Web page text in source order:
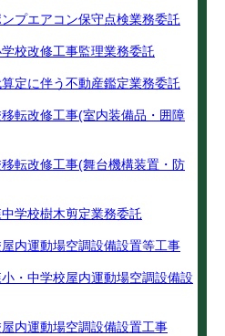
プエアコン保守点検業務委託
校改修工事監理業務委託
定に伴う不動産鑑定業務委託
転改修工事(室内装備品・囲障
転改修工事(舞台機構装置・防
学校樹木剪定業務委託
内運動場空調設備設置等工事
・中学校屋内運動場空調設備設
内運動場空調設備設置工事